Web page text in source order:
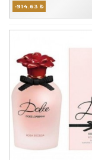
-914.63 ₺